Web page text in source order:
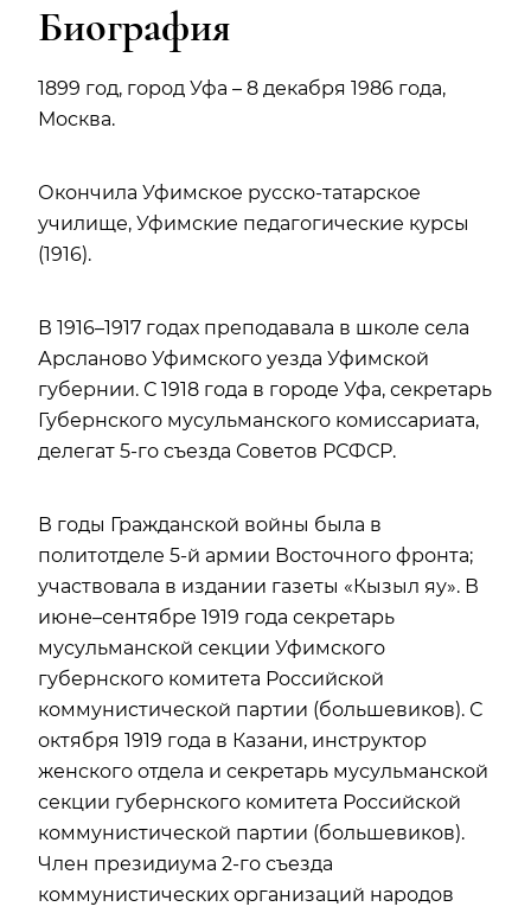
Биография
1899 год, город Уфа – 8 декабря 1986 года,
Москва.
Окончила Уфимское русско-татарское
училище, Уфимские педагогические курсы
(1916).
В 1916–1917 годах преподавала в школе села
Арсланово Уфимского уезда Уфимской
губернии. С 1918 года в городе Уфа, секретарь
Губернского мусульманского комиссариата,
делегат 5-го съезда Советов РСФСР.
В годы Гражданской войны была в
политотделе 5-й армии Восточного фронта;
участвовала в издании газеты «Кызыл яу». В
июне–сентябре 1919 года секретарь
мусульманской секции Уфимского
губернского комитета Российской
коммунистической партии (большевиков). С
октября 1919 года в Казани, инструктор
женского отдела и секретарь мусульманской
секции губернского комитета Российской
коммунистической партии (большевиков).
Член президиума 2-го съезда
коммунистических организаций народов